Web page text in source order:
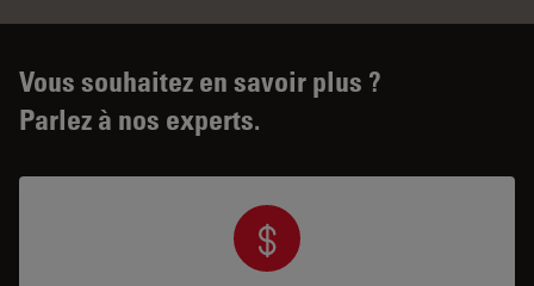
Vous souhaitez en savoir plus ?
Parlez à nos experts.